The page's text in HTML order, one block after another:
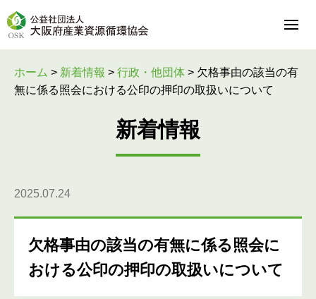
ホーム > 新着情報 > 行政・他団体 > 欠格事由の該当の有
無に係る照会における公印の押印の取扱いについて
新着情報
2025.07.24
欠格事由の該当の有無に係る照会に
おける公印の押印の取扱いについて